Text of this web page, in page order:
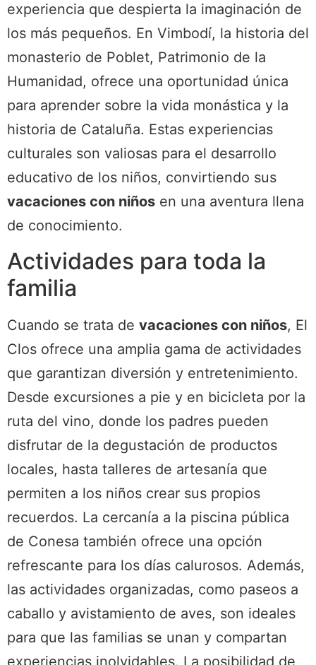
experiencia que despierta la imaginación de
los más pequeños. En Vimbodí, la historia del
monasterio de Poblet, Patrimonio de la
Humanidad, ofrece una oportunidad única
para aprender sobre la vida monástica y la
historia de Cataluña. Estas experiencias
culturales son valiosas para el desarrollo
educativo de los niños, convirtiendo sus
vacaciones con niños en una aventura llena
de conocimiento.
Actividades para toda la
familia
Cuando se trata de vacaciones con niños, El
Clos ofrece una amplia gama de actividades
que garantizan diversión y entretenimiento.
Desde excursiones a pie y en bicicleta por la
ruta del vino, donde los padres pueden
disfrutar de la degustación de productos
locales, hasta talleres de artesanía que
permiten a los niños crear sus propios
recuerdos. La cercanía a la piscina pública
de Conesa también ofrece una opción
refrescante para los días calurosos. Además,
las actividades organizadas, como paseos a
caballo y avistamiento de aves, son ideales
para que las familias se unan y compartan
experiencias inolvidables. La posibilidad de